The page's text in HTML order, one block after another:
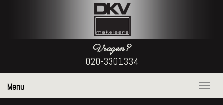
Vragen?
020-3301334
Menu